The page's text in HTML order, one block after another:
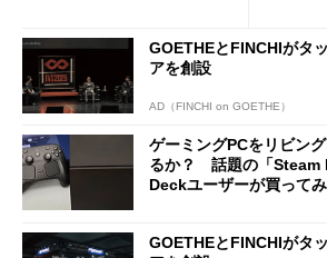
GOETHEとFINCHIがタ
アを創設
AD（FINCHI on GOETHE）
ゲーミングPCをリビン
るか？ 話題の「Steam
Deckユーザーが買って
GOETHEとFINCHIがタ